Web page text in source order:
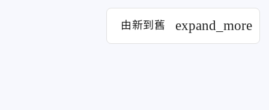
由新到舊 expand_more